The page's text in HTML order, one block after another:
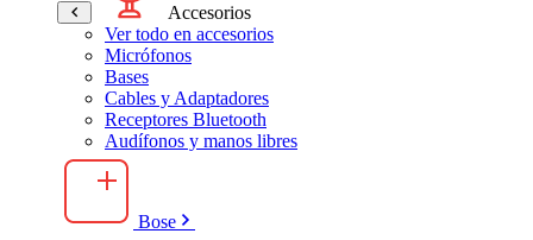
Accesorios
Ver todo en accesorios
Micrófonos
Bases
Cables y Adaptadores
Receptores Bluetooth
Audífonos y manos libres
Bose